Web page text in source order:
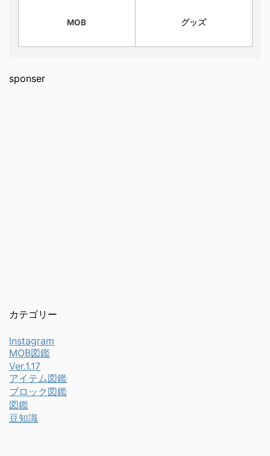
MOB グッズ
sponser
カテゴリー
Instagram
MOB図鑑
Ver.1.17
アイテム図鑑
ブロック図鑑
図鑑
豆知識